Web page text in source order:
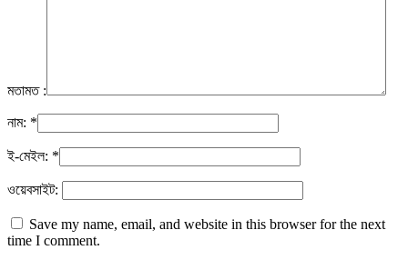
মতামত :
নাম: *
ই-মেইল: *
ওয়েবসাইট:
Save my name, email, and website in this browser for the next
time I comment.